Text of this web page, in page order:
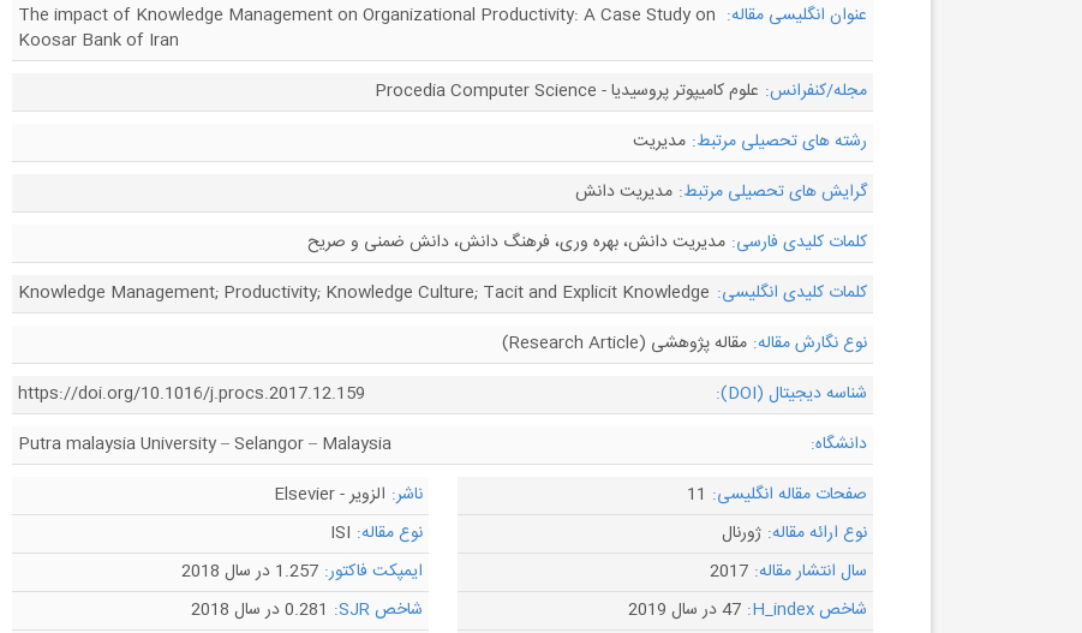
عنوان انگلیسی مقاله: The impact of Knowledge Management on Organizational Productivity: A Case Study on
Koosar Bank of Iran
مجله/کنفرانس: علوم کامیپوتر پروسیدیا - Procedia Computer Science
رشته های تحصیلی مرتبط: مدیریت
گرایش های تحصیلی مرتبط: مدیریت دانش
کلمات کلیدی فارسی: مدیریت دانش، بهره وری، فرهنگ دانش، دانش ضمنی و صریح
کلمات کلیدی انگلیسی: Knowledge Management; Productivity; Knowledge Culture; Tacit and Explicit Knowledge
نوع نگارش مقاله: مقاله پژوهشی (Research Article)
شناسه دیجیتال (DOI):
https://doi.org/10.1016/j.procs.2017.12.159
دانشگاه:
Putra malaysia University – Selangor – Malaysia
صفحات مقاله انگلیسی: 11 ناشر: الزویر - Elsevier
نوع ارائه مقاله: ژورنال نوع مقاله: ISI
سال انتشار مقاله: 2017 ایمپکت فاکتور: 1.257 در سال 2018
شاخص H_index:
47 در سال 2019 شاخص SJR:
0.281 در سال 2018